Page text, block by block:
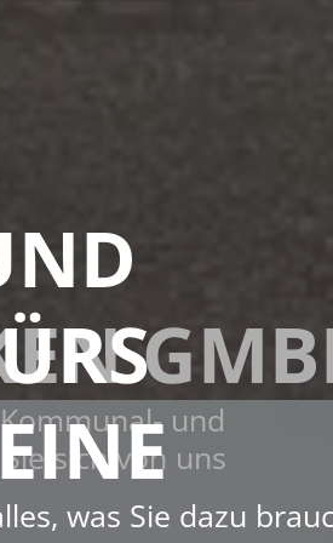
und
sich von uns
was Sie dazu